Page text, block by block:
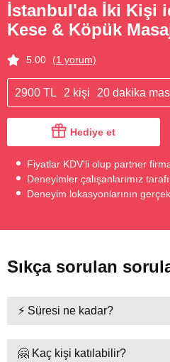
İstanbul'da İki Kişi
Kese & Köpük
5.00 (1 yorum)
2900 TL 2 kişi 20 dakika
Hediye et
Fiyatlar KDV'li olup partner
Deneyimler çalışanlarımız
Deneyim lokasyonlarının
Sıkça sorulan
⚡ Süresi ne kadar?
🤗 Kaç kişi katılabilir?